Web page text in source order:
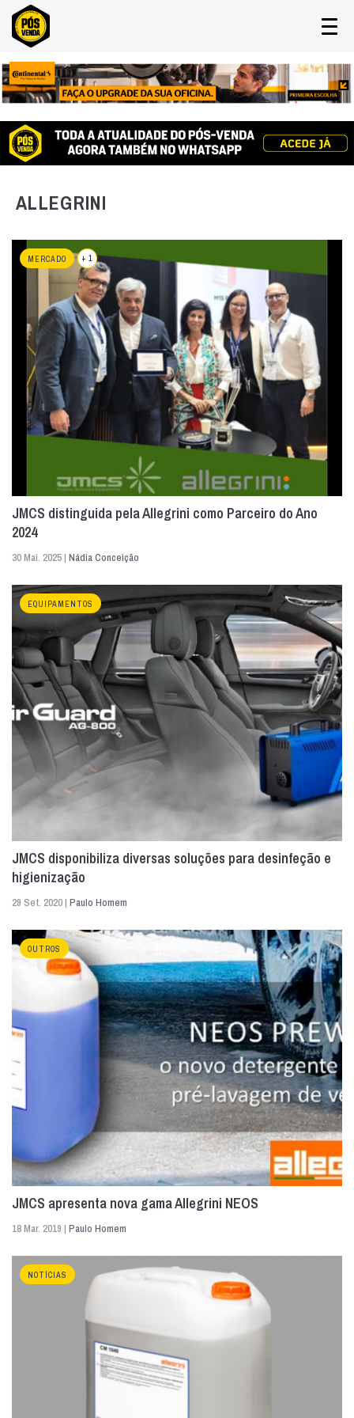
ALLEGRINI
MERCADO + 1
JMCS distinguida pela Allegrini como Parceiro do Ano
2024
30 Mai. 2025 | Nádia Conceição
EQUIPAMENTOS
JMCS disponibiliza diversas soluções para desinfeção e
higienização
29 Set. 2020 | Paulo Homem
OUTROS
JMCS apresenta nova gama Allegrini NEOS
18 Mar. 2019 | Paulo Homem
NOTÍCIAS